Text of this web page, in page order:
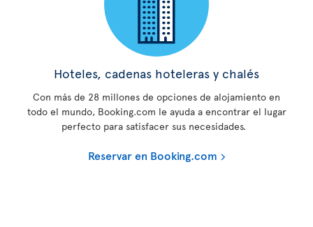
Hoteles, cadenas hoteleras y chalés
Con más de 28 millones de opciones de alojamiento en
todo el mundo, Booking.com le ayuda a encontrar el lugar
perfecto para satisfacer sus necesidades.
Reservar en Booking.com